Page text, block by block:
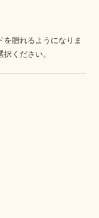
贈れるようになりま
ください。